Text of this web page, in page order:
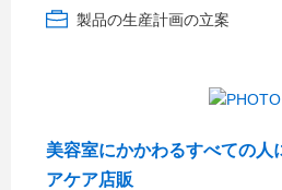
製品の生産計画の立案
美容室にかかわるすべての人
アケア店販